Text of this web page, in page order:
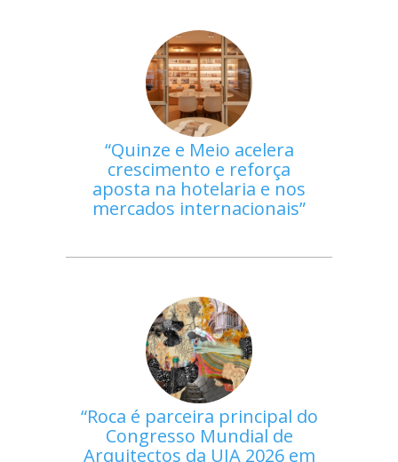
Quinze e Meio acelera
crescimento e reforça
aposta na hotelaria e nos
mercados internacionais
Roca é parceira principal do
Congresso Mundial de
Arquitectos da UIA 2026 em